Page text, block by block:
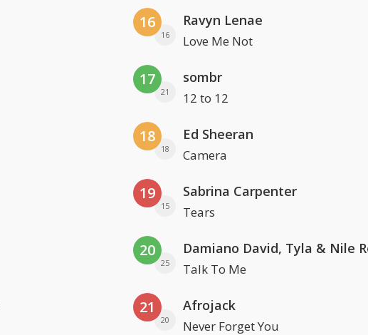
16
16
Ravyn Lenae
Love Me Not
17
21
sombr
12 to 12
18
18
Ed Sheeran
Camera
19
15
Sabrina Carpenter
Tears
20
25
Damiano David, Tyla & Nile
Talk To Me
21
20
Afrojack
Never Forget You